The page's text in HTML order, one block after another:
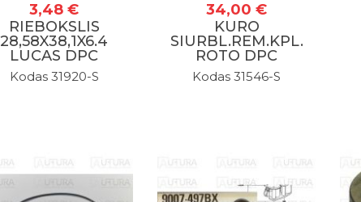
3,48 €
RIEBOKSLIS
28,58X38,1X6.4
LUCAS DPC
Kodas 31920-S
34,00 €
KURO
SIURBL.REM.KPL.
ROTO DPC
Kodas 31546-S